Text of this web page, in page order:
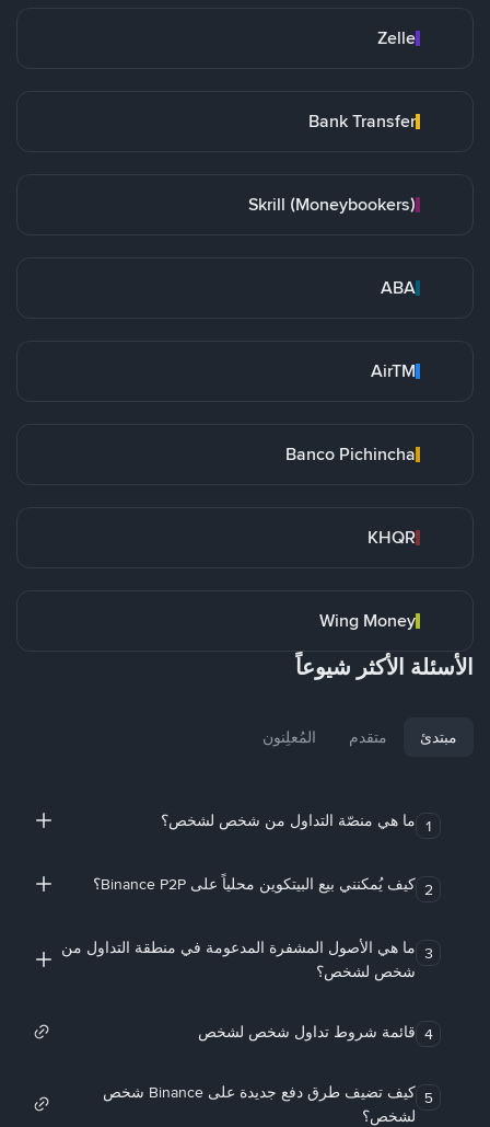
Zelle
Bank Transfer
Skrill (Moneybookers)
ABA
AirTM
Banco Pichincha
KHQR
Wing Money
الأسئلة الأكثر شيوعاً
مبتدئ متقدم المُعلِنون
1 ما هي منصّة التداول من شخص لشخص؟
2 كيف يُمكنني بيع البيتكوين محلياً على Binance P2P؟
3 ما هي الأصول المشفرة المدعومة في منطقة التداول من
شخص لشخص؟
4 قائمة شروط تداول شخص لشخص
5
كيف تضيف طرق دفع جديدة على Binance شخص
لشخص؟